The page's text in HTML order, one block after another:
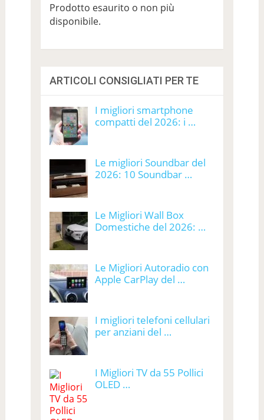
Prodotto esaurito o non più
disponibile.
ARTICOLI CONSIGLIATI PER TE
I migliori smartphone
compatti del 2026: i …
Le migliori Soundbar del
2026: 10 Soundbar …
Le Migliori Wall Box
Domestiche del 2026: …
Le Migliori Autoradio con
Apple CarPlay del …
I migliori telefoni cellulari
per anziani del …
I Migliori TV da 55 Pollici
OLED …